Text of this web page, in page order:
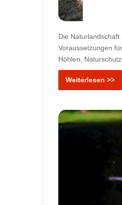
Die
Voraussetzungen
Höhlen,
Weiterlesen >>